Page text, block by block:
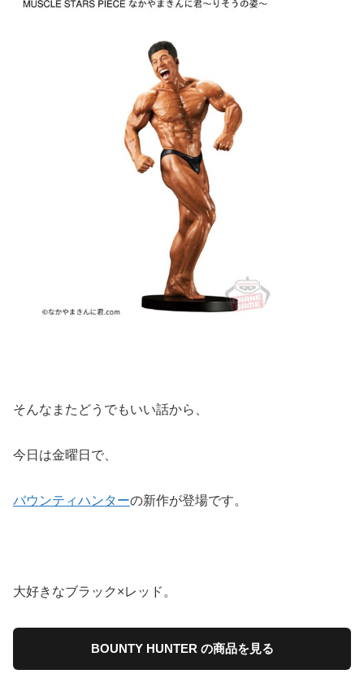
そんなまたどうでもいい話から、
今日は金曜日で、
バウンティハンターの新作が登場です。
大好きなブラック×レッド。
BOUNTY HUNTER の商品を見る